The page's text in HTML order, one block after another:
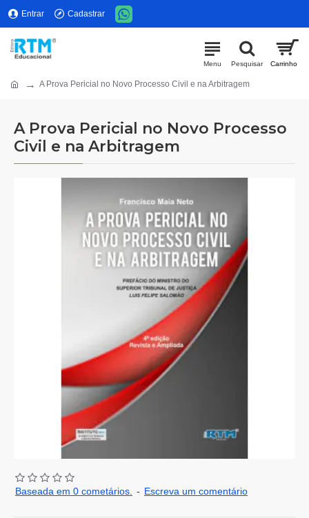
Entrar Cadastrar
A Prova Pericial no Novo Processo Civil e na Arbitragem
A Prova Pericial no Novo Processo
Civil e na Arbitragem
Baseada em 0 cometários. - Escreva um comentário